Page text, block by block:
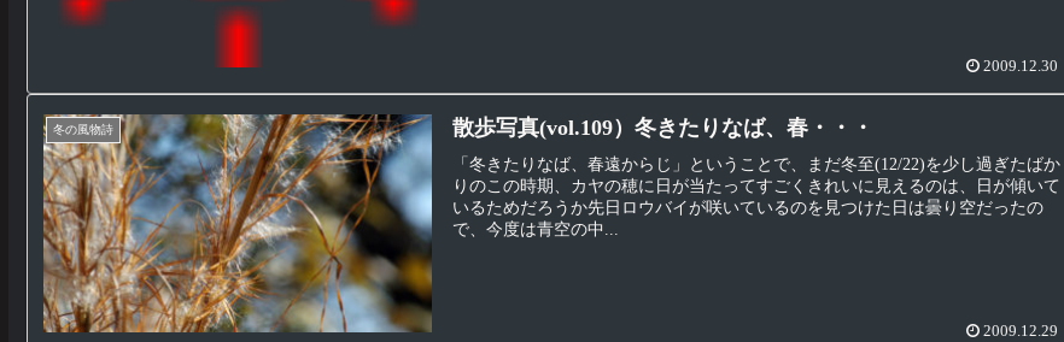
2009.12.30
冬の風物詩 散歩写真(vol.109）冬きたりなば、春・・・
「冬きたりなば、春遠からじ」ということで、まだ冬至(12/22)を少し過ぎたばか
りのこの時期、カヤの穂に日が当たってすごくきれいに見えるのは、日が傾いて
いるためだろうか先日ロウバイが咲いているのを見つけた日は曇り空だったの
で、今度は青空の中...
2009.12.29